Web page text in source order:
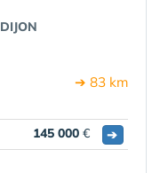
➔ 83 km
145 000 € ➔